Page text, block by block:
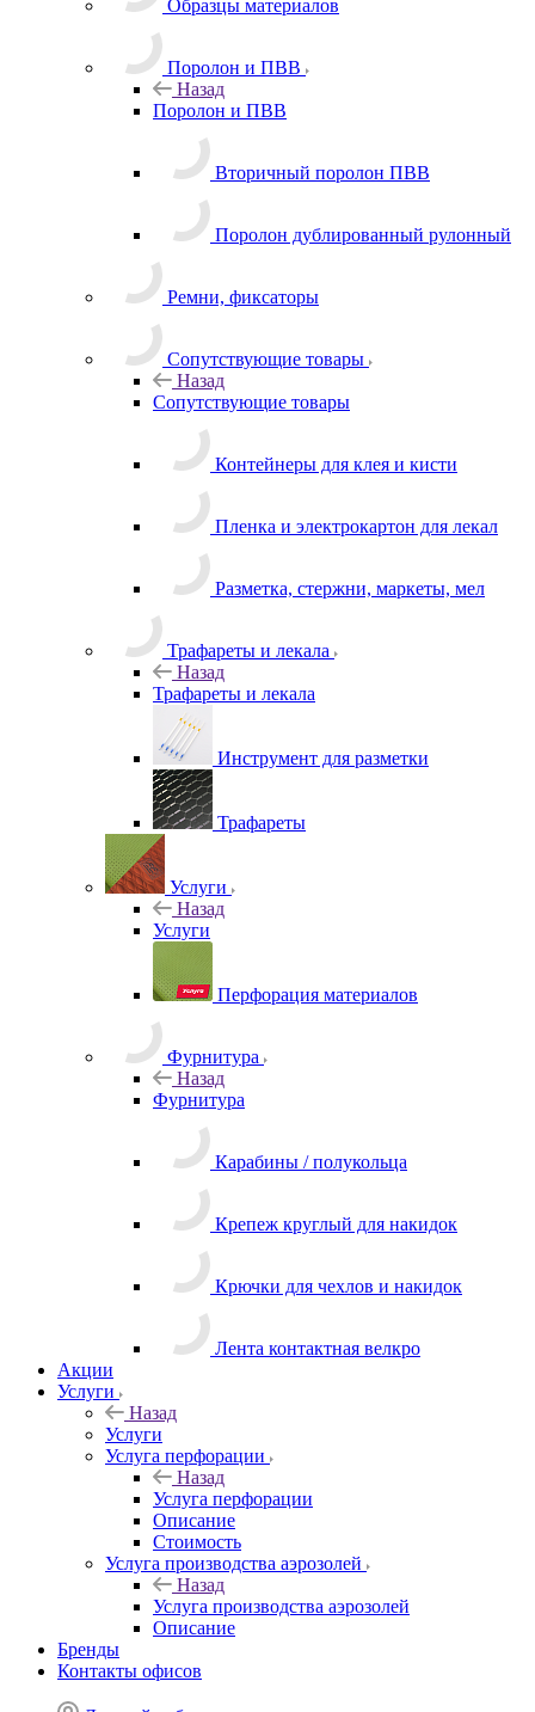
Образцы материалов
Поролон и ПВВ
Назад
Поролон и ПВВ
Вторичный поролон ПВВ
Поролон дублированный рулонный
Ремни, фиксаторы
Сопутствующие товары
Назад
Сопутствующие товары
Контейнеры для клея и кисти
Пленка и электрокартон для лекал
Разметка, стержни, маркеты, мел
Трафареты и лекала
Назад
Трафареты и лекала
Инструмент для разметки
Трафареты
Услуги
Назад
Услуги
Перфорация материалов
Фурнитура
Назад
Фурнитура
Карабины / полукольца
Крепеж круглый для накидок
Крючки для чехлов и накидок
Лента контактная велкро
Акции
Услуги
Назад
Услуги
Услуга перфорации
Назад
Услуга перфорации
Описание
Стоимость
Услуга производства аэрозолей
Назад
Услуга производства аэрозолей
Описание
Бренды
Контакты офисов